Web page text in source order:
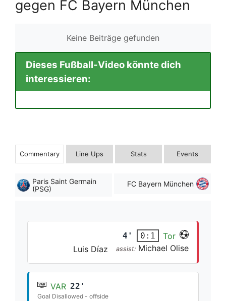
gegen FC Bayern München
Keine Beiträge gefunden
Dieses Fußball-Video könnte dich
interessieren:
Commentary Line Ups Stats Events
Paris Saint Germain
(PSG)
FC Bayern München
4' 0:1
Tor
Luis Díaz
assist: Michael Olise
VAR 22'
Goal Disallowed - offside